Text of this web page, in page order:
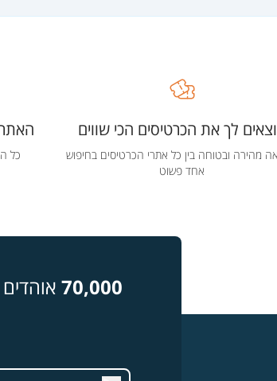
כל
לך את הכרטיסים הכי שווים
מהירה ובטוחה בין כל אתרי הכרטיסים בחיפוש
אחד פשוט
70,000